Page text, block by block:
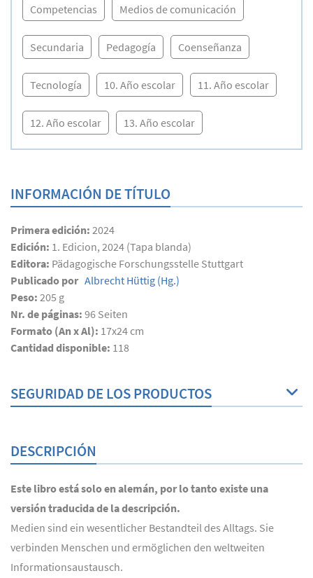
Competencias Medios de comunicación
Secundaria Pedagogía Coenseñanza
Tecnología 10. Año escolar 11. Año escolar
12. Año escolar 13. Año escolar
INFORMACIÓN DE TÍTULO
Primera edición: 2024
Edición: 1. Edicion, 2024 (Tapa blanda)
Editora: Pädagogische Forschungsstelle Stuttgart
Publicado por Albrecht Hüttig (Hg.)
Peso: 205 g
Nr. de páginas: 96 Seiten
Formato (An x Al): 17x24 cm
Cantidad disponible: 118
SEGURIDAD DE LOS PRODUCTOS
DESCRIPCIÓN
Este libro está solo en alemán, por lo tanto existe una
versión traducida de la descripción.
Medien sind ein wesentlicher Bestandteil des Alltags. Sie
verbinden Menschen und ermöglichen den weltweiten
Informationsaustausch.